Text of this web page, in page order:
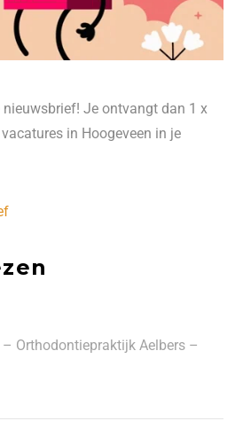
Je ontvangt dan 1 x
in Hoogeveen in je
Orthodontiepraktijk Aelbers –